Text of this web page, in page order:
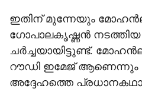
ഇതിന് മുന്നേയും
ഗോപാലകൃഷ്ണൻ നടത്തിയ
ചർച്ചയായിട്ടുണ്ട്.
റൗഡി ഇമേജ്
അദ്ദേഹത്തെ